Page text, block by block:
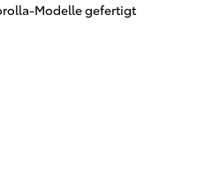
Modelle gefertigt